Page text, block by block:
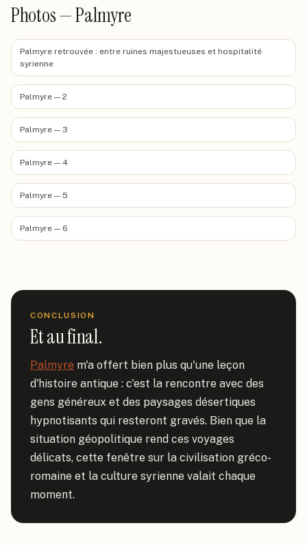
Photos — Palmyre
Palmyre retrouvée : entre ruines majestueuses et hospitalité
syrienne
Palmyre — 2
Palmyre — 3
Palmyre — 4
Palmyre — 5
Palmyre — 6
CONCLUSION
Et au final.
Palmyre m'a offert bien plus qu'une leçon
d'histoire antique : c'est la rencontre avec des
gens généreux et des paysages désertiques
hypnotisants qui resteront gravés. Bien que la
situation géopolitique rend ces voyages
délicats, cette fenêtre sur la civilisation gréco-
romaine et la culture syrienne valait chaque
moment.